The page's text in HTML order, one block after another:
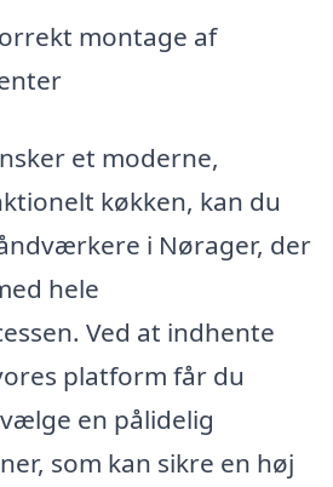
montage af
et moderne,
køkken, kan du
i Nørager, der
hele
Ved at indhente
platform får du
en pålidelig
som kan sikre en høj